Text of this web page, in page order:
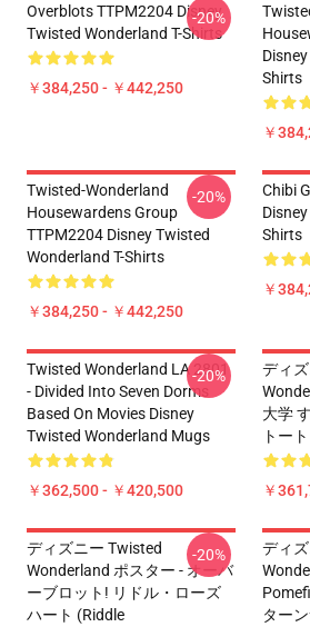
Overblots TTPM2204 Disney
Twisted Wonderland T-Shirts
￥384,250 - ￥442,250
-20%
Shirts
￥
Twisted-Wonderland
Housewardens Group
TTPM2204 Disney Twisted
Wonderland T-Shirts
￥384,250 - ￥442,250
-20%
Chibi
Shirts
￥
Twisted Wonderland LA 2801
- Divided Into Seven Dorms
Based On Movies Disney
Twisted Wonderland Mugs
￥362,500 - ￥420,500
-20%
ディ
大学
トー
￥
ディズニー Twisted
Wonderland ポスター - オーバ
ーブロット! リドル・ローズ
ハート (Riddle
-20%
ディ
ター